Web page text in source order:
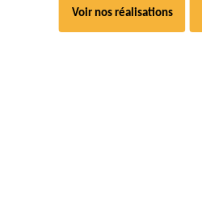
Voir nos réalisations